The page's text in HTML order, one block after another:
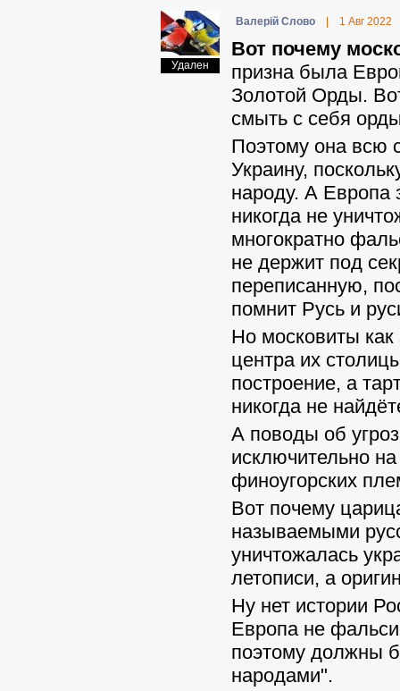
Удален
Валерій Слово 1 Авг 2022
Вот почему
призна была
Золотой Орды.
смыть с себя
Поэтому она всю
Украину,
народу. А Европа
никогда не
многократно
не держит под
переписанную,
помнит Русь и
Но московиты как
центра их
построение, а
никогда не
А поводы об
исключительно
финоугорских
Вот почему
называемыми
уничтожалась
летописи, а
Ну нет истории
Европа не
поэтому должны
народами".